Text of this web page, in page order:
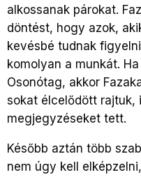
alkossanak párokat.
döntést, hogy azok,
kevésbé tudnak
komolyan a munkát.
Osonótag, akkor
sokat élcelődött rajtuk,
megjegyzéseket tett.
Később aztán több
nem úgy kell